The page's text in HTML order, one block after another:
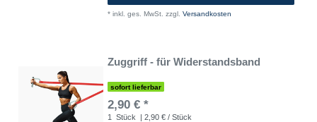
* inkl. ges. MwSt. zzgl. Versandkosten
Zuggriff - für Widerstandsband
sofort lieferbar
2,90 € *
1 Stück | 2,90 € / Stück